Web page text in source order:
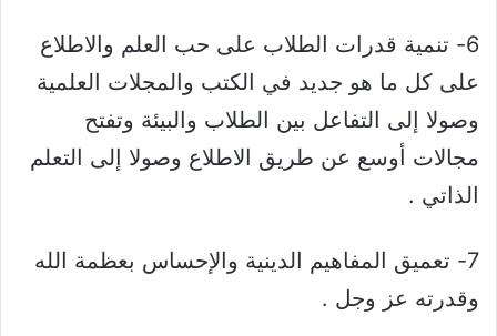
6- تنمية قدرات الطلاب على حب العلم والاطلاع
على كل ما هو جديد في الكتب والمجلات العلمية
وصولا إلى التفاعل بين الطلاب والبيئة وتفتح
مجالات أوسع عن طريق الاطلاع وصولا إلى التعلم
الذاتي .
7- تعميق المفاهيم الدينية والإحساس بعظمة الله
وقدرته عز وجل .